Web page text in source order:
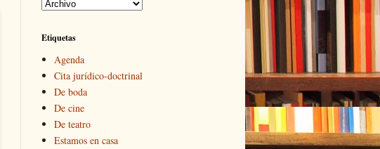
Etiquetas
Agenda
Cita jurídico-doctrinal
De boda
De cine
De teatro
Estamos en casa